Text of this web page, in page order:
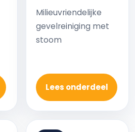
Milieuvriendelijke
gevelreiniging met
stoom
Lees onderdeel